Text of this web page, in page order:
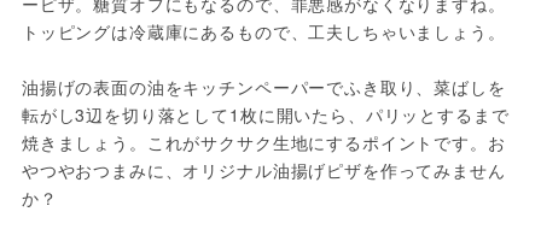
トッピングは冷蔵庫にあるもので、工夫しちゃいましょう。
油揚げの表面の油をキッチンペーパーでふき取り、菜ばしを
転がし3辺を切り落として1枚に開いたら、パリッとするまで
焼きましょう。これがサクサク生地にするポイントです。お
やつやおつまみに、オリジナル油揚げピザを作ってみません
か？